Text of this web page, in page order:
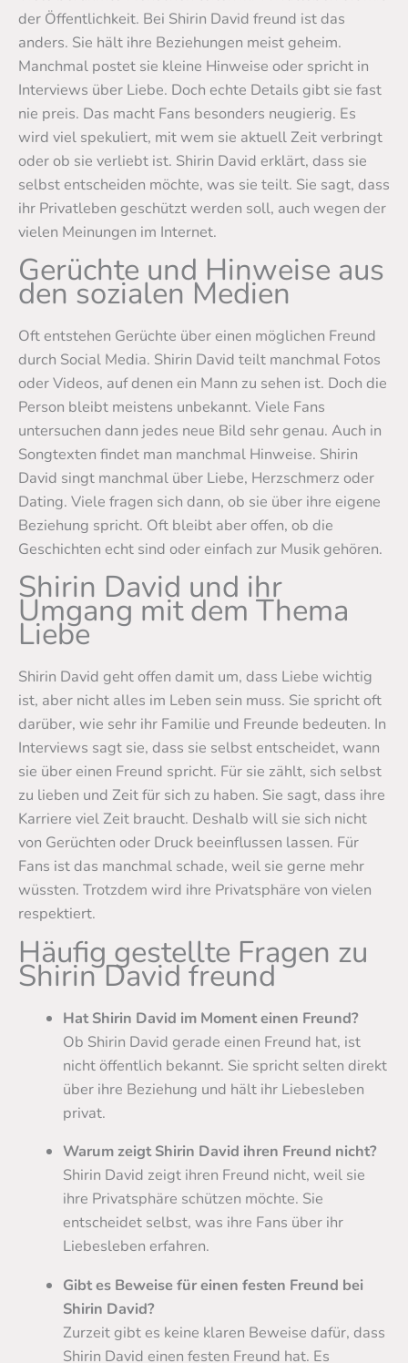
der Öffentlichkeit. Bei Shirin David freund ist das
anders. Sie hält ihre Beziehungen meist geheim.
Manchmal postet sie kleine Hinweise oder spricht in
Interviews über Liebe. Doch echte Details gibt sie fast
nie preis. Das macht Fans besonders neugierig. Es
wird viel spekuliert, mit wem sie aktuell Zeit verbringt
oder ob sie verliebt ist. Shirin David erklärt, dass sie
selbst entscheiden möchte, was sie teilt. Sie sagt, dass
ihr Privatleben geschützt werden soll, auch wegen der
vielen Meinungen im Internet.
Gerüchte und Hinweise aus
den sozialen Medien
Oft entstehen Gerüchte über einen möglichen Freund
durch Social Media. Shirin David teilt manchmal Fotos
oder Videos, auf denen ein Mann zu sehen ist. Doch die
Person bleibt meistens unbekannt. Viele Fans
untersuchen dann jedes neue Bild sehr genau. Auch in
Songtexten findet man manchmal Hinweise. Shirin
David singt manchmal über Liebe, Herzschmerz oder
Dating. Viele fragen sich dann, ob sie über ihre eigene
Beziehung spricht. Oft bleibt aber offen, ob die
Geschichten echt sind oder einfach zur Musik gehören.
Shirin David und ihr
Umgang mit dem Thema
Liebe
Shirin David geht offen damit um, dass Liebe wichtig
ist, aber nicht alles im Leben sein muss. Sie spricht oft
darüber, wie sehr ihr Familie und Freunde bedeuten. In
Interviews sagt sie, dass sie selbst entscheidet, wann
sie über einen Freund spricht. Für sie zählt, sich selbst
zu lieben und Zeit für sich zu haben. Sie sagt, dass ihre
Karriere viel Zeit braucht. Deshalb will sie sich nicht
von Gerüchten oder Druck beeinflussen lassen. Für
Fans ist das manchmal schade, weil sie gerne mehr
wüssten. Trotzdem wird ihre Privatsphäre von vielen
respektiert.
Häufig gestellte Fragen zu
Shirin David freund
Hat Shirin David im Moment einen Freund?
Ob Shirin David gerade einen Freund hat, ist
nicht öffentlich bekannt. Sie spricht selten direkt
über ihre Beziehung und hält ihr Liebesleben
privat.
Warum zeigt Shirin David ihren Freund nicht?
Shirin David zeigt ihren Freund nicht, weil sie
ihre Privatsphäre schützen möchte. Sie
entscheidet selbst, was ihre Fans über ihr
Liebesleben erfahren.
Gibt es Beweise für einen festen Freund bei
Shirin David?
Zurzeit gibt es keine klaren Beweise dafür, dass
Shirin David einen festen Freund hat. Es